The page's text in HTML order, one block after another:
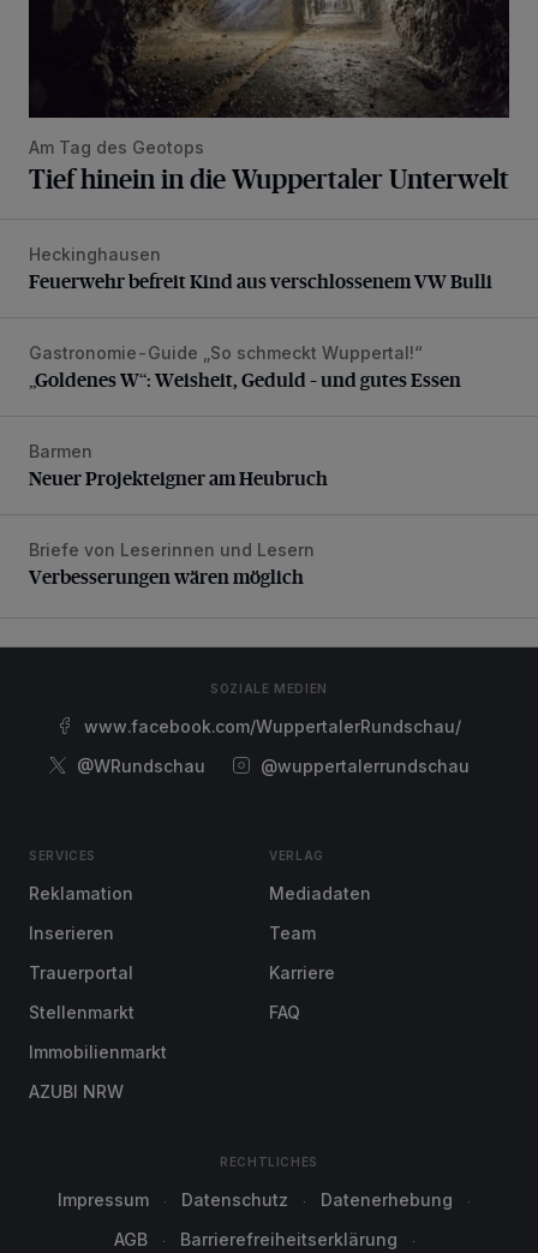
Am Tag des Geotops
Tief hinein in die Wuppertaler Unterwelt
Feuerwehr befreit Kind aus verschlossenem VW Bulli
Heckinghausen
Feuerwehr befreit Kind aus verschlossenem VW Bulli
„Goldenes W“: Weisheit, Geduld – und gutes Essen
Gastronomie-Guide „So schmeckt Wuppertal!“
„Goldenes W“: Weisheit, Geduld – und gutes Essen
Neuer Projekteigner am Heubruch
Barmen
Neuer Projekteigner am Heubruch
Verbesserungen wären möglich
Briefe von Leserinnen und Lesern
Verbesserungen wären möglich
SOZIALE MEDIEN
www.facebook.com/WuppertalerRundschau/
@WRundschau
@wuppertalerrundschau
SERVICES
Reklamation
Inserieren
Trauerportal
Stellenmarkt
Immobilienmarkt
AZUBI NRW
VERLAG
Mediadaten
Team
Karriere
FAQ
RECHTLICHES
Impressum Datenschutz
Datenerhebung
AGB
Barrierefreiheitserklärung